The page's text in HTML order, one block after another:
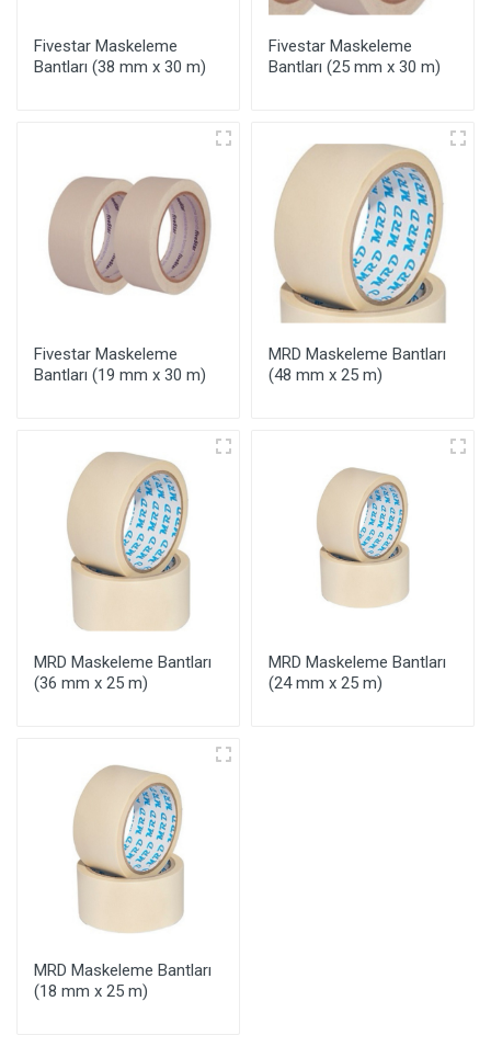
Fivestar Maskeleme
Bantları (38 mm x 30 m)
Fivestar Maskeleme
Bantları (25 mm x 30 m)
Fivestar Maskeleme
Bantları (19 mm x 30 m)
MRD Maskeleme Bantları
(48 mm x 25 m)
MRD Maskeleme Bantları
(36 mm x 25 m)
MRD Maskeleme Bantları
(24 mm x 25 m)
MRD Maskeleme Bantları
(18 mm x 25 m)